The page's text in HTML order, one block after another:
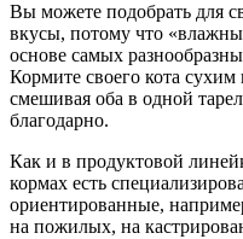
Вы можете подобрать для
вкусы, потому что
основе самых
Кормите своего кота
смешивая оба в одной
благодарно.
Как и в продуктовой
кормах есть
ориентированные,
на пожилых, на